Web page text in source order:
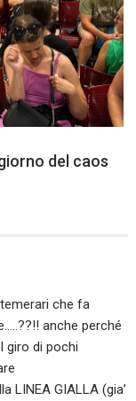
del caos
temerari che fa
anche perché
giro di pochi
LINEA GIALLA (gia’